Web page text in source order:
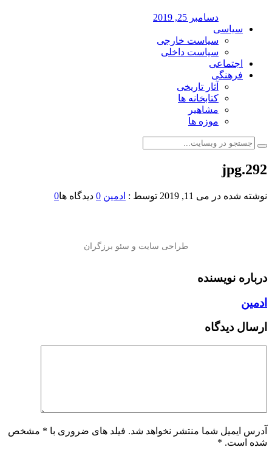
دسامبر 25, 2019
سیاسی
سیاست خارجی
سیاست داخلی
اجتماعی
فرهنگی
آثار تاریخی
کتابخانه ها
مشاهیر
موزه ها
292.jpg
نوشته شده در می 11, 2019 توسط : ادمین 0 دیدگاه ها0
درباره نویسنده
ادمین
ارسال دیدگاه
آدرس ایمیل شما منتشر نخواهد شد. فیلد های ضروری با * مشخص
شده است. *